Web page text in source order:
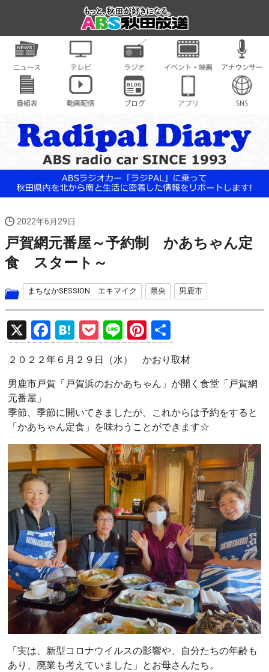
2022年6月29日
戸賀網元番屋～予約制 かあちゃん定
食 スタート～
まちなかSESSION エキマイク 県央 男鹿市
X
F
a
ce
b
o
o
k
H
at
e
n
a
P
o
ck
et
Li
n
e
Pi
nt
er
es
有
２０２２年６月２９日（水） かおり取材
男鹿市戸賀「戸賀浜のおかあちゃん」が開く食堂「戸賀網
元番屋」
季節、季節に開いてきましたが、これからは予約をすると
「かあちゃん定食」を味わうことができます☆
「実は、新型コロナウイルスの影響や、自分たちの年齢も
あり、廃業も考えていました」とお母さんたち。